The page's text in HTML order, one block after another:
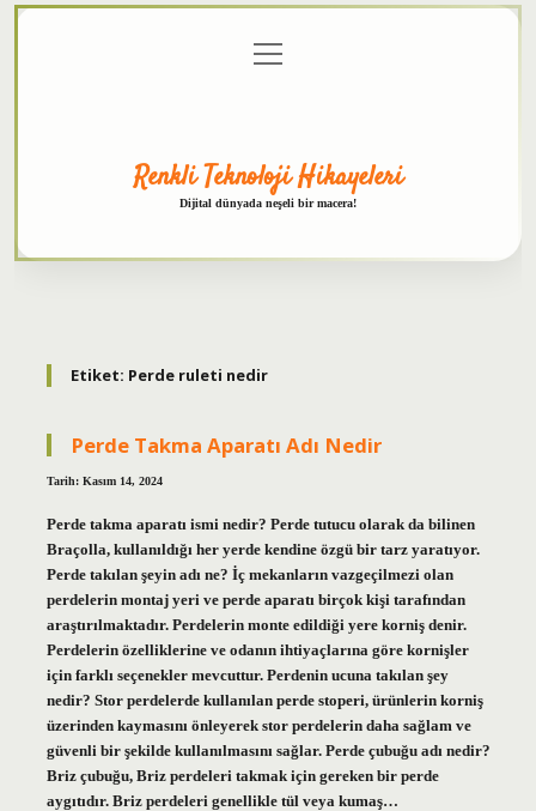
menüyü
aç
Renkli Teknoloji Hikayeleri
Dijital dünyada neşeli bir macera!
Etiket: Perde ruleti nedir
Perde Takma Aparatı Adı Nedir
Tarih: Kasım 14, 2024
Perde takma aparatı ismi nedir? Perde tutucu olarak da bilinen
Braçolla, kullanıldığı her yerde kendine özgü bir tarz yaratıyor.
Perde takılan şeyin adı ne? İç mekanların vazgeçilmezi olan
perdelerin montaj yeri ve perde aparatı birçok kişi tarafından
araştırılmaktadır. Perdelerin monte edildiği yere korniş denir.
Perdelerin özelliklerine ve odanın ihtiyaçlarına göre kornişler
için farklı seçenekler mevcuttur. Perdenin ucuna takılan şey
nedir? Stor perdelerde kullanılan perde stoperi, ürünlerin korniş
üzerinden kaymasını önleyerek stor perdelerin daha sağlam ve
güvenli bir şekilde kullanılmasını sağlar. Perde çubuğu adı nedir?
Briz çubuğu, Briz perdeleri takmak için gereken bir perde
aygıtıdır. Briz perdeleri genellikle tül veya kumaş…